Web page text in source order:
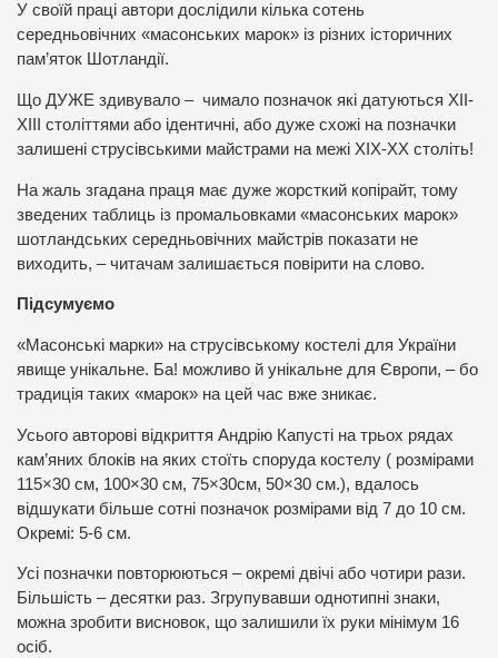
У своїй праці автори дослідили кілька сотень
середньовічних «масонських марок» із різних історичних
пам’яток Шотландії.
Що ДУЖЕ здивувало – чимало позначок які датуються ХІІ-
ХІІІ століттями або ідентичні, або дуже схожі на позначки
залишені струсівськими майстрами на межі ХІХ-ХХ століть!
На жаль згадана праця має дуже жорсткий копірайт, тому
зведених таблиць із промальовками «масонських марок»
шотландських середньовічних майстрів показати не
виходить, – читачам залишається повірити на слово.
Підсумуємо
«Масонські марки» на струсівському костелі для України
явище унікальне. Ба! можливо й унікальне для Європи, – бо
традиція таких «марок» на цей час вже зникає.
Усього авторові відкриття Андрію Капусті на трьох рядах
кам’яних блоків на яких стоїть споруда костелу ( розмірами
115×30 см, 100×30 см, 75×30см, 50×30 см.), вдалось
відшукати більше сотні позначок розмірами від 7 до 10 см.
Окремі: 5-6 см.
Усі позначки повторюються – окремі двічі або чотири рази.
Більшість – десятки раз. Згрупувавши однотипні знаки,
можна зробити висновок, що залишили їх руки мінімум 16
осіб.